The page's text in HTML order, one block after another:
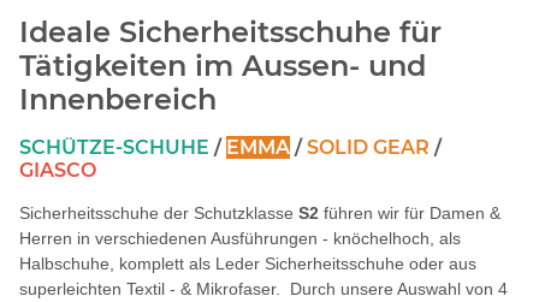
Ideale Sicherheitsschuhe für
Tätigkeiten im Aussen- und
Innenbereich
SCHÜTZE-SCHUHE / EMMA / SOLID GEAR /
GIASCO
Sicherheitsschuhe der Schutzklasse S2 führen wir für Damen &
Herren in verschiedenen Ausführungen - knöchelhoch, als
Halbschuhe, komplett als Leder Sicherheitsschuhe oder aus
superleichten Textil - & Mikrofaser. Durch unsere Auswahl von 4